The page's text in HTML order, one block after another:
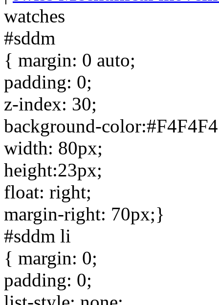
watches
#sddm
{ margin: 0 auto;
padding: 0;
z-index: 30;
background-
width: 80px;
height:23px;
float: right;
margin-right: 70px;}
#sddm li
{ margin: 0;
padding: 0;